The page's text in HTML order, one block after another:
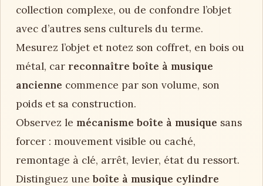
collection complexe, ou de confondre l’objet
avec d’autres sens culturels du terme.
Mesurez l’objet et notez son coffret, en bois ou
métal, car reconnaître boîte à musique
ancienne commence par son volume, son
poids et sa construction.
Observez le mécanisme boîte à musique sans
forcer : mouvement visible ou caché,
remontage à clé, arrêt, levier, état du ressort.
Distinguez uneboîte à musique cylindre